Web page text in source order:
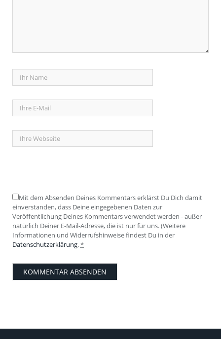
Mit dem Absenden Deines Kommentars erklärst Du Dich damit
einverstanden, dass Deine eingegebenen Daten zur
Veröffentlichung Deines Kommentars verwendet werden - außer
natürlich Deiner E-Mail-Adresse, die ist nur für uns. (Weitere
Informationen und Widerrufshinweise findest Du in der
Datenschutzerklärung.*